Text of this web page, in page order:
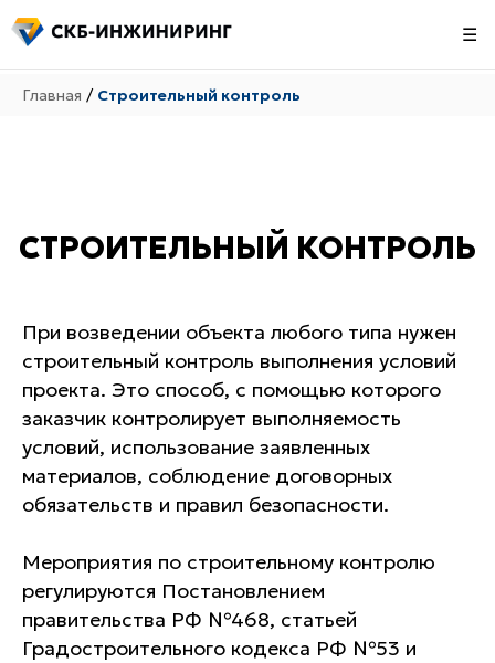
☰
Главная / Строительный контроль
При возведении объекта любого типа нужен
строительный контроль выполнения условий
проекта. Это способ, с помощью которого
заказчик контролирует выполняемость
условий, использование заявленных
материалов, соблюдение договорных
обязательств и правил безопасности.
Мероприятия по строительному контролю
регулируются Постановлением
правительства РФ №468, статьей
Градостроительного кодекса РФ №53 и